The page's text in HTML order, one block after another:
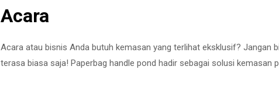
Acara
Acara atau bisnis Anda butuh kemasan yang terlihat eksklusif? Jangan
terasa biasa saja! Paperbag handle pond hadir sebagai solusi kemasan